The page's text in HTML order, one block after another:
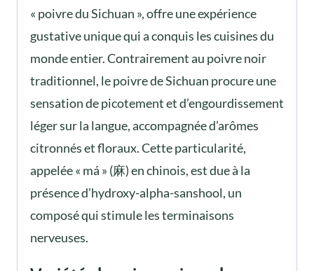
« poivre du Sichuan », offre une expérience
gustative unique qui a conquis les cuisines du
monde entier. Contrairement au poivre noir
traditionnel, le poivre de Sichuan procure une
sensation de picotement et d’engourdissement
léger sur la langue, accompagnée d’arômes
citronnés et floraux. Cette particularité,
appelée « má » (麻) en chinois, est due à la
présence d’hydroxy-alpha-sanshool, un
composé qui stimule les terminaisons
nerveuses.